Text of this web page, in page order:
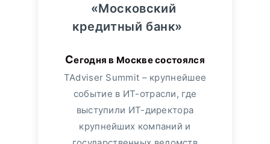
«Московский
кредитный банк»
Сегодня в Москве состоялся
TAdviser Summit – крупнейшее
событие в ИТ-отрасли, где
выступили ИТ-директора
крупнейших компаний и